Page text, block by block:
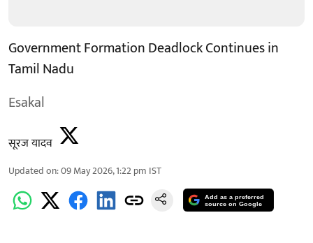
Government Formation Deadlock Continues in
Tamil Nadu
Esakal
सूरज यादव
Updated on:09 May 2026, 1:22 pm IST
Add as a preferred
source on Google